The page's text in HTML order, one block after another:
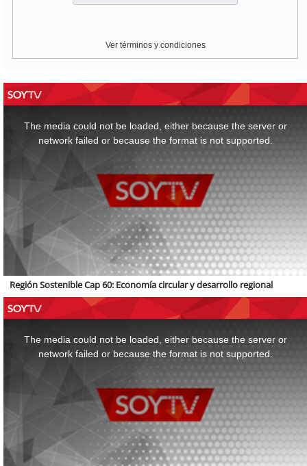
Ver términos y condiciones
The media could not be loaded, either because the server or
network failed or because the format is not supported.
Región Sostenible Cap 60: Economía circular y desarrollo regional
The media could not be loaded, either because the server or
network failed or because the format is not supported.